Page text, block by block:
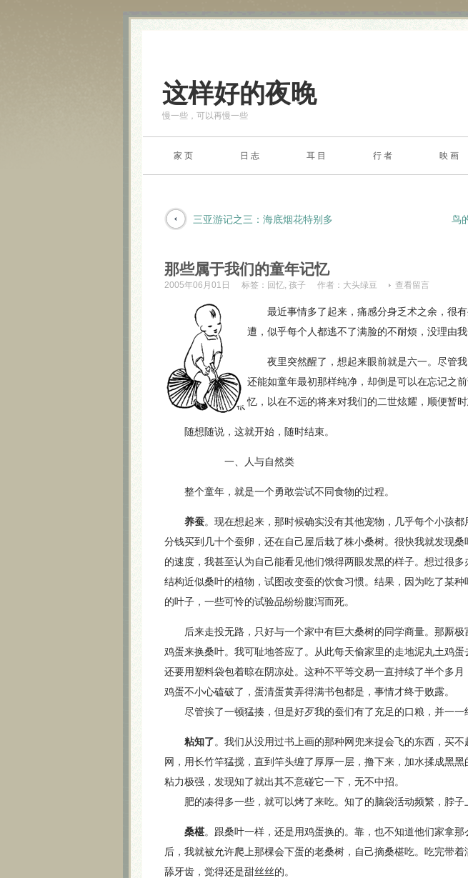
这样好的夜晚
慢一些，可以再慢一些
家 页 日 志 耳 目 行 者 映 画
三亚游记之三：海底烟花特别多 鸟
那些属于我们的童年记忆
2005年06月01日 标签： 回忆, 孩子 作者： 大头绿豆 查看留言
最近事情多了起来，痛感分身乏术之余，很有
遭，似乎每个人都逃不了满脸的不耐烦，没理由
夜里突然醒了，想起来眼前就是六一。尽管我
还能如童年最初那样纯净，却倒是可以在忘记之
忆，以在不远的将来对我们的二世炫耀，顺便暂时
随想随说，这就开始，随时结束。
一、人与自然类
整个童年，就是一个勇敢尝试不同食物的过程。
养蚕。现在想起来，那时候确实没有其他宠物，几乎每个小孩
分钱买到几十个蚕卵，还在自己屋后栽了株小桑树。很快我就发现
的速度，我甚至认为自己能看见他们饿得两眼发黑的样子。想过很
结构近似桑叶的植物，试图改变蚕的饮食习惯。结果，因为吃了某
的叶子，一些可怜的试验品纷纷腹泻而死。
后来走投无路，只好与一个家中有巨大桑树的同学商量。那厮极
鸡蛋来换桑叶。我可耻地答应了。从此每天偷家里的走地泥丸土鸡
还要用塑料袋包着晾在阴凉处。这种不平等交易一直持续了半个多
鸡蛋不小心磕破了，蛋清蛋黄弄得满书包都是，事情才终于败露。
尽管挨了一顿猛揍，但是好歹我的蚕们有了充足的口粮，并一一
粘知了。我们从没用过书上画的那种网兜来捉会飞的东西，买
网，用长竹竿猛搅，直到竿头缠了厚厚一层，撸下来，加水揉成黑
粘力极强，发现知了就出其不意碰它一下，无不中招。
肥的凑得多一些，就可以烤了来吃。知了的脑袋活动频繁，脖子
桑椹。跟桑叶一样，还是用鸡蛋换的。靠，也不知道他们家拿
后，我就被允许爬上那棵会下蛋的老桑树，自己摘桑椹吃。吃完带
舔牙齿，觉得还是甜丝丝的。